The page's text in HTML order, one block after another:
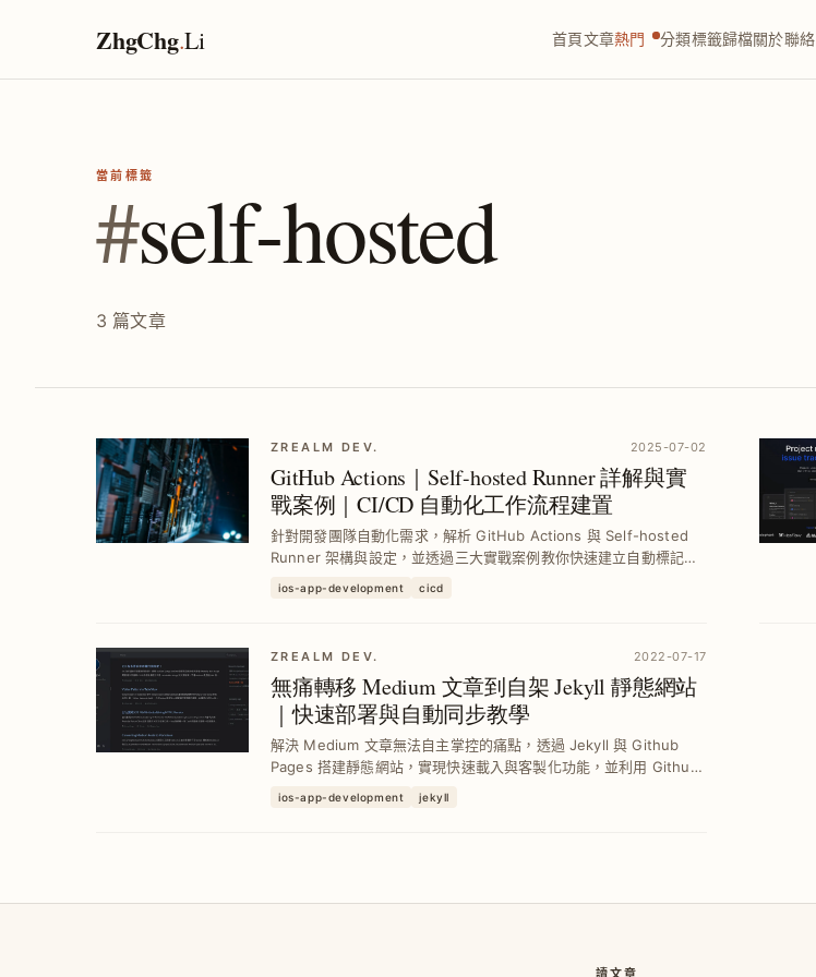
ZhgChg.Li 首頁文章熱門 分類標籤歸檔關於聯絡
當前標籤
#self-hosted
3 篇文章
ZREALM DEV. 2025-07-02
GitHub Actions｜Self-hosted Runner 詳解與實
戰案例｜CI/CD 自動化工作流程建置
針對開發團隊自動化需求，解析 GitHub Actions 與 Self-hosted
Runner 架構與設定，並透過三大實戰案例教你快速建立自動標記
優化。
ios-app-development cicd
ZREALM DEV. 2022-07-17
無痛轉移 Medium 文章到自架 Jekyll 靜態網站
｜快速部署與自動同步教學
解決 Medium 文章無法自主掌控的痛點，透過 Jekyll 與 Github
Pages 搭建靜態網站，實現快速載入與客製化功能，並利用 Github
ios-app-development jekyll
讀文章